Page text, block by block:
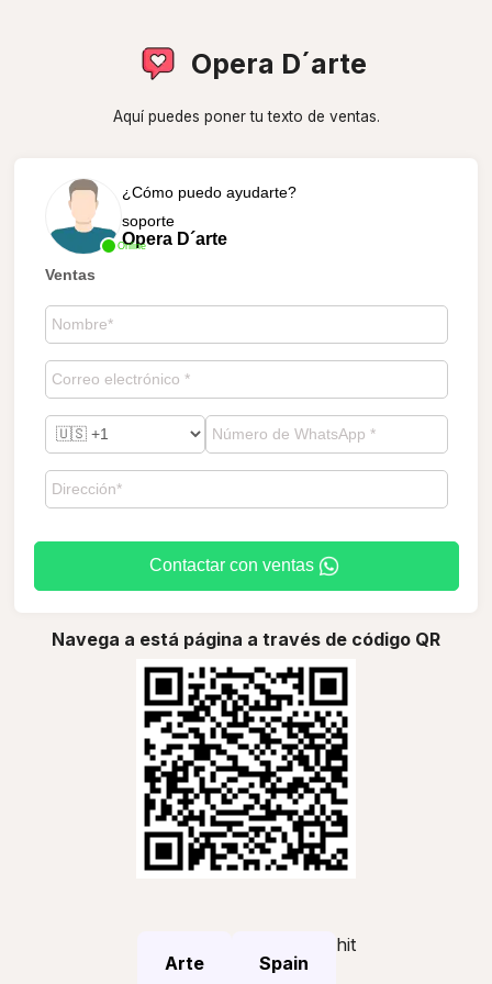
Opera D´arte
Aquí puedes poner tu texto de ventas.
Online
¿Cómo puedo ayudarte?
soporte
Opera D´arte
Ventas
Contactar con ventas
Navega a está página a través de código QR
Arte Spain
hit